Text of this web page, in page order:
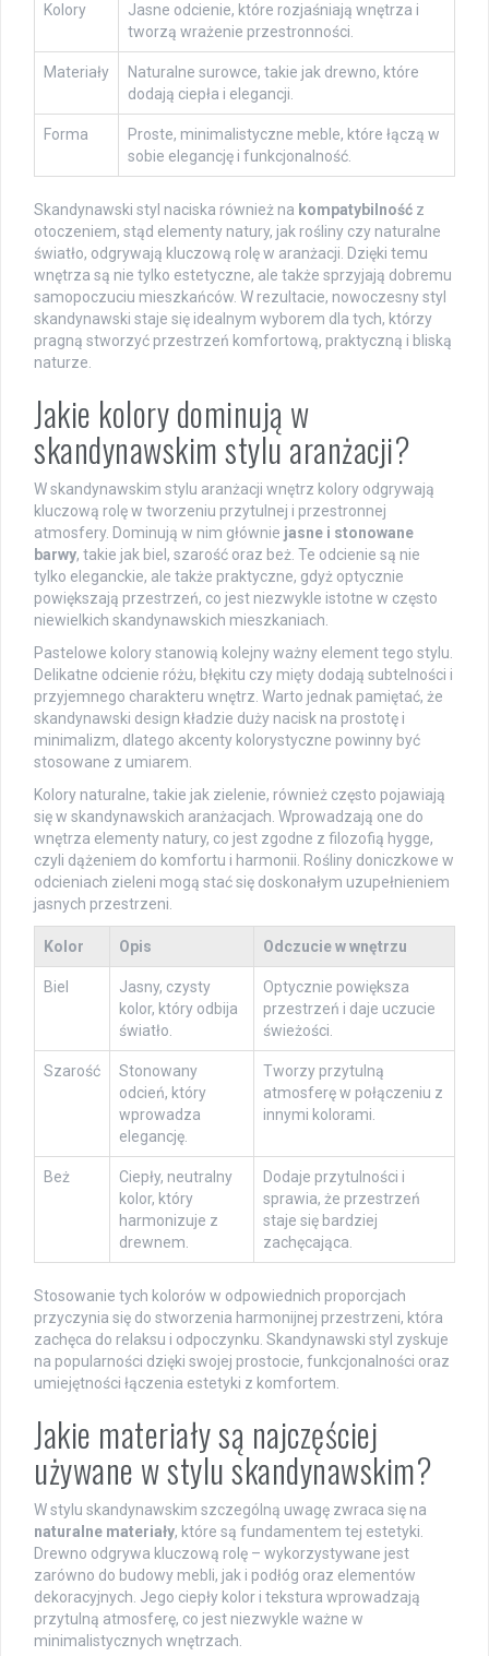
Kolory
Jasne odcienie, które rozjaśniają wnętrza i
tworzą wrażenie przestronności.
Materiały
Naturalne surowce, takie jak drewno, które
dodają ciepła i elegancji.
Forma
Proste, minimalistyczne meble, które łączą w
sobie elegancję i funkcjonalność.
Skandynawski styl naciska również na kompatybilność z
otoczeniem, stąd elementy natury, jak rośliny czy naturalne
światło, odgrywają kluczową rolę w aranżacji. Dzięki temu
wnętrza są nie tylko estetyczne, ale także sprzyjają dobremu
samopoczuciu mieszkańców. W rezultacie, nowoczesny styl
skandynawski staje się idealnym wyborem dla tych, którzy
pragną stworzyć przestrzeń komfortową, praktyczną i bliską
naturze.
Jakie kolory dominują w
skandynawskim stylu aranżacji?
W skandynawskim stylu aranżacji wnętrz kolory odgrywają
kluczową rolę w tworzeniu przytulnej i przestronnej
atmosfery. Dominują w nim głównie jasne i stonowane
barwy, takie jak biel, szarość oraz beż. Te odcienie są nie
tylko eleganckie, ale także praktyczne, gdyż optycznie
powiększają przestrzeń, co jest niezwykle istotne w często
niewielkich skandynawskich mieszkaniach.
Pastelowe kolory stanowią kolejny ważny element tego stylu.
Delikatne odcienie różu, błękitu czy mięty dodają subtelności i
przyjemnego charakteru wnętrz. Warto jednak pamiętać, że
skandynawski design kładzie duży nacisk na prostotę i
minimalizm, dlatego akcenty kolorystyczne powinny być
stosowane z umiarem.
Kolory naturalne, takie jak zielenie, również często pojawiają
się w skandynawskich aranżacjach. Wprowadzają one do
wnętrza elementy natury, co jest zgodne z filozofią hygge,
czyli dążeniem do komfortu i harmonii. Rośliny doniczkowe w
odcieniach zieleni mogą stać się doskonałym uzupełnieniem
jasnych przestrzeni.
Kolor Opis Odczucie w wnętrzu
Biel
Jasny, czysty
kolor, który odbija
światło.
Optycznie powiększa
przestrzeń i daje uczucie
świeżości.
Szarość
Stonowany
odcień, który
wprowadza
elegancję.
Tworzy przytulną
atmosferę w połączeniu z
innymi kolorami.
Beż
Ciepły, neutralny
kolor, który
harmonizuje z
drewnem.
Dodaje przytulności i
sprawia, że przestrzeń
staje się bardziej
zachęcająca.
Stosowanie tych kolorów w odpowiednich proporcjach
przyczynia się do stworzenia harmonijnej przestrzeni, która
zachęca do relaksu i odpoczynku. Skandynawski styl zyskuje
na popularności dzięki swojej prostocie, funkcjonalności oraz
umiejętności łączenia estetyki z komfortem.
Jakie materiały są najczęściej
używane w stylu skandynawskim?
W stylu skandynawskim szczególną uwagę zwraca się na
naturalne materiały, które są fundamentem tej estetyki.
Drewno odgrywa kluczową rolę – wykorzystywane jest
zarówno do budowy mebli, jak i podłóg oraz elementów
dekoracyjnych. Jego ciepły kolor i tekstura wprowadzają
przytulną atmosferę, co jest niezwykle ważne w
minimalistycznych wnętrzach.